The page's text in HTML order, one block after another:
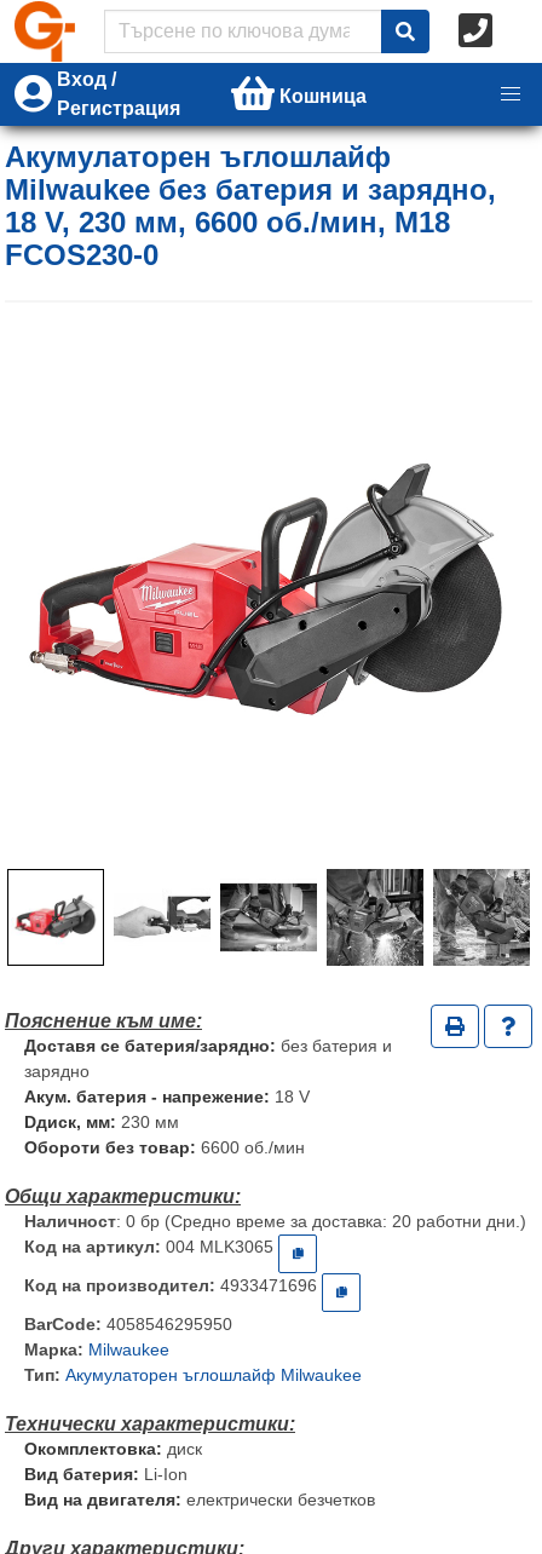
Вход /
Регистрация
Кошница
Акумулаторен ъглошлайф
Milwaukee без батерия и зарядно,
18 V, 230 мм, 6600 об./мин, M18
FCOS230-0
Доставя се батерия/зарядно: без батерия и
зарядно
Акум. батерия - напрежение: 18 V
Dдиск, мм: 230 мм
Обороти без товар: 6600 об./мин
Наличност: 0 бр (Средно време за доставка: 20 работни дни.)
Код на артикул: 004 MLK3065
Код на производител: 4933471696
BarCode: 4058546295950
Марка: Milwaukee
Тип: Акумулаторен ъглошлайф Milwaukee
Окомплектовка: диск
Вид батерия: Li-Ion
Вид на двигателя: електрически безчетков